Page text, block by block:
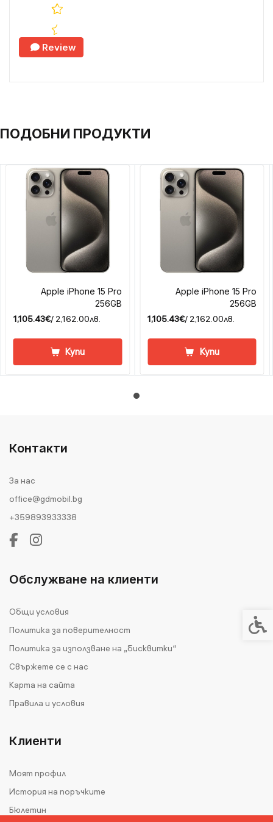
Review
ПОДОБНИ ПРОДУКТИ
Apple iPhone 15 Pro
256GB
1,105.43€/ 2,162.00лв.
Купи
Apple iPhone 15 Pro
256GB
1,105.43€/ 2,162.00лв.
Купи
Контакти
За нас
office@gdmobil.bg
+359893933338
Обслужване на клиенти
Общи условия
Политика за поверителност
Политика за използване на „бисквитки“
Свържете се с нас
Карта на сайта
Правила и условия
Клиенти
Моят профил
История на поръчките
Бюлетин